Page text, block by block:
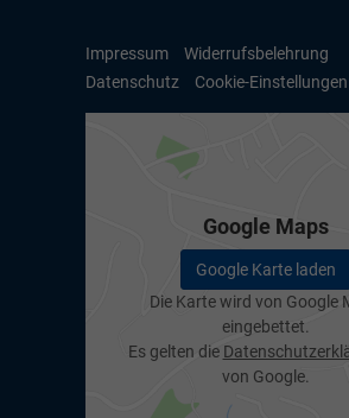
Impressum
Widerrufsbelehrung
Datenschutz
Cookie-Einstellungen
Google Maps
Google Karte laden
Die Karte wird von Google
eingebettet.
Es gelten die
von Google.